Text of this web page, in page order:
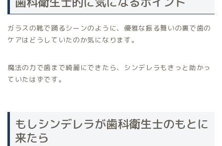
ガラスの靴で踊るシーンのように、優雅な振る舞いの裏で歯の
ケアはどうしていたのか気になります。
魔法の力で歯まで綺麗にできたら、シンデレラもきっと助かっ
ていたはずです。
もしシンデレラが歯科衛生士のもとに
来たら